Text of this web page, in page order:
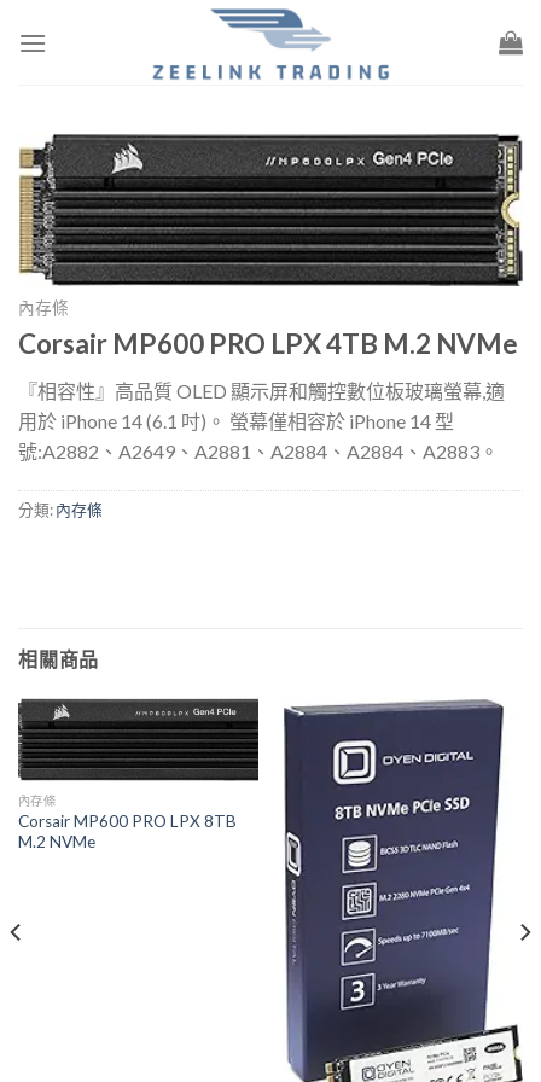
內存條
Corsair MP600 PRO LPX 4TB M.2 NVMe
『相容性』高品質 OLED 顯示屏和觸控數位板玻璃螢幕,適
用於 iPhone 14 (6.1 吋)。 螢幕僅相容於 iPhone 14 型
號:A2882、A2649、A2881、A2884、A2884、A2883。
分類:內存條
相關商品
內存條
Corsair MP600 PRO LPX 8TB
M.2 NVMe